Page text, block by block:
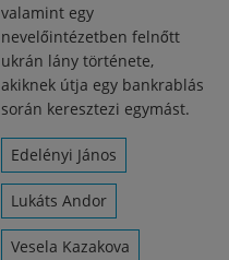
valamint egy
nevelőintézetben felnőtt
ukrán lány története,
akiknek útja egy bankrablás
során keresztezi egymást.
Edelényi János
Lukáts Andor
Vesela Kazakova